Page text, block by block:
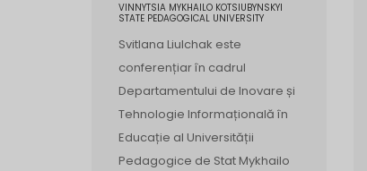
VINNYTSIA MYKHAILO KOTSIUBYNSKYI
STATE PEDAGOGICAL UNIVERSITY
Svitlana Liulchak este
conferențiar în cadrul
Departamentului de Inovare și
Tehnologie Informațională în
Educație al Universității
Pedagogice de Stat Mykhailo